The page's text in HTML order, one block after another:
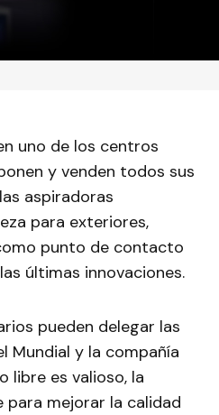
uno de los centros
y venden todos sus
aspiradoras
para exteriores,
punto de contacto
últimas innovaciones.
pueden delegar las
Mundial y la compañía
libre es valioso, la
mejorar la calidad